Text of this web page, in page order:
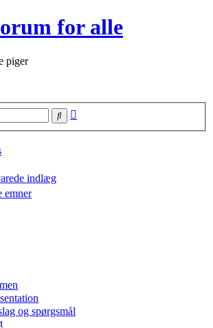
for alle
piger
Søg
indlæg
emner
og spørgsmål